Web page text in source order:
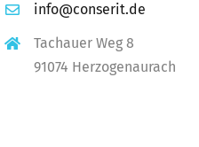
info@conserit.de
Tachauer Weg 8
91074 Herzogenaurach